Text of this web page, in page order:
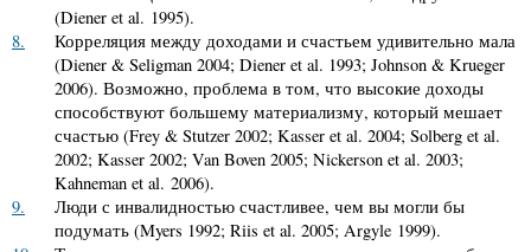
(Diener et al. 1995).
8.
Корреляция между доходами и счастьем удивительно мала
(Diener& Seligman 2004; Diener et al. 1993; Johnson& Krueger
2006). Возможно, проблема в том, что высокие доходы
способствуют большему материализму, который мешает
счастью (Frey& Stutzer 2002; Kasser et al. 2004; Solberg et al.
2002; Kasser 2002; Van Boven 2005; Nickerson et al. 2003;
Kahneman et al. 2006).
9.
Люди с инвалидностью счастливее, чем вы могли бы
подумать (Myers 1992; Riis et al. 2005; Argyle 1999).